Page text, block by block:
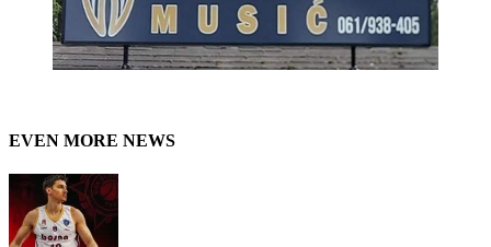
EVEN MORE NEWS